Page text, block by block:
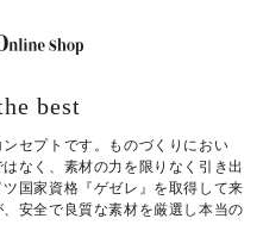
best
セプトです。ものづくりにおい
なく、素材の力を限りなく引き出
国家資格『ゲゼレ』を取得して来
安全で良質な素材を厳選し本当の